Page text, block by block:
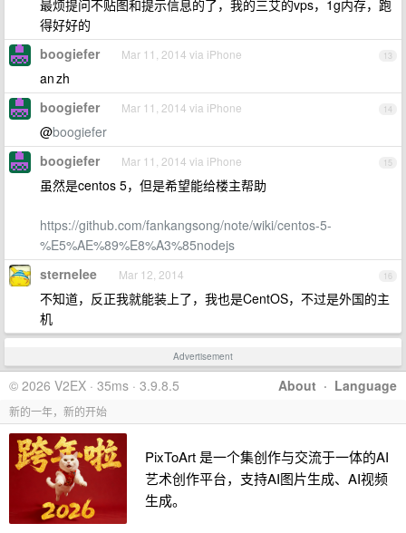
最烦提问不贴图和提示信息的了，我的三艾的vps，1g内存，跑
得好好的
13
boogiefer Mar 11, 2014 via iPhone
an zh
14
boogiefer Mar 11, 2014 via iPhone
@boogiefer
15
boogiefer Mar 11, 2014 via iPhone
虽然是centos 5，但是希望能给楼主帮助
https://github.com/fankangsong/note/wiki/centos-5-
%E5%AE%89%E8%A3%85nodejs
16
sternelee Mar 12, 2014
不知道，反正我就能装上了，我也是CentOS，不过是外国的主
机
Advertisement
About · Language
© 2026 V2EX · 35ms · 3.9.8.5
新的一年，新的开始
PixToArt 是一个集创作与交流于一体的AI
艺术创作平台，支持AI图片生成、AI视频
生成。